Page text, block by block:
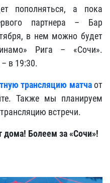
пополняться, а пока
партнера – Бар
в нем можно будет
Рига – «Сочи».
в 19:30.
трансляцию матчаот
Также мы планируем
встречи.
Болеем за «Сочи»!